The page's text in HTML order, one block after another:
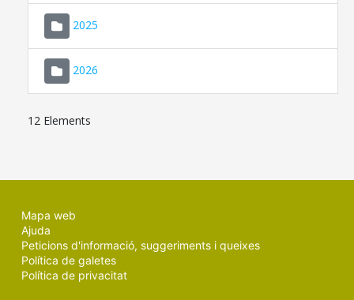
2025
2026
12 Elements
Mapa web
Ajuda
Peticions d'informació, suggeriments i queixes
Política de galetes
Política de privacitat